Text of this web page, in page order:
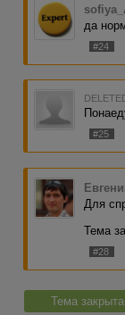
да
#24
#25
Для
Тема
#28
Тема закрыта